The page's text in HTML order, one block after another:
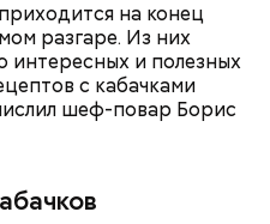
на конец
разгаре. Из них
интересных и полезных
с кабачками
шеф-повар Борис